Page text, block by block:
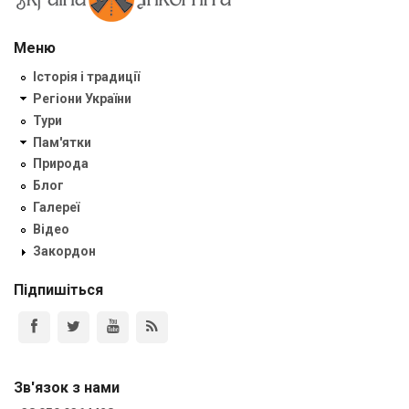
Меню
Історія і традиції
Регіони України
Тури
Пам'ятки
Природа
Блог
Галереї
Відео
Закордон
Підпишіться
Зв'язок з нами